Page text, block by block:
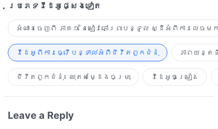
ប្រភេទ​វីដេអូ​ផ្សេង​ទៀត​
អំណានចេញពី ភាគ១ នៃសៀវភៅព្រះបន្ទូល ស្ដីអំពីការលេច
វីដេអូពីការធ្វើបន្ទាល់អំពីជីវិតពួកជំនុំ ភាពយន្
ជីវិតពួកជំនុំ៖ ឈុតសម្ដែងចម្រុះ វីដេអូចម្រៀង​
Leave a Reply